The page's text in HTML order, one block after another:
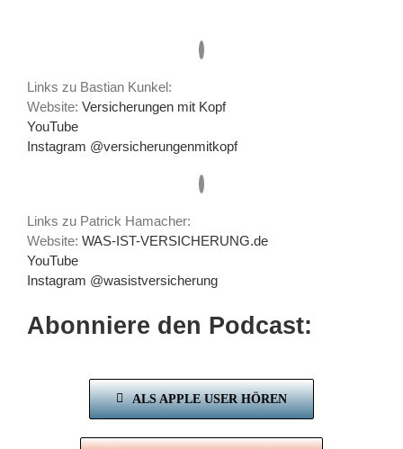
Links zu Bastian Kunkel:
Website: Versicherungen mit Kopf
YouTube
Instagram @versicherungenmitkopf
Links zu Patrick Hamacher:
Website: WAS-IST-VERSICHERUNG.de
YouTube
Instagram @wasistversicherung
Abonniere den Podcast:
ALS APPLE USER HÖREN